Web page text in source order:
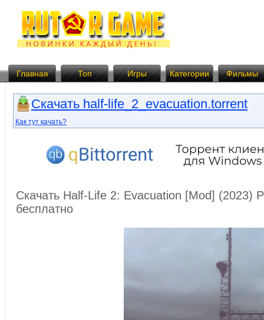
Главная Топ Игры Категории Фильмы
Скачать half-life_2_evacuation.torrent
Как тут качать?
Скачать Half-Life 2: Evacuation [Mod] (2023)
бесплатно